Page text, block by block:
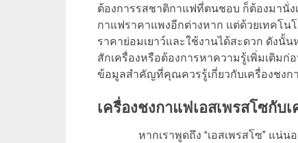
ต้องการรสชาติกาแฟที่ตนชอบ ก็ต้องมานั่ง
กาแฟราคาแพงอีกต่างหาก แต่ด้วยเทคโ
ราคาย่อมเยาว์และใช้งานได้สะดวก ดังนั้
สักเครื่องหรือต้องการหาความรู้เพิ่มเติมก่
ข้อมูลสำคัญที่คุณควรรู้เกี่ยวกับเครื่องชง
เครื่องชงกาแฟเอสเพรสโซกับ
หากเราพูดถึง “เอสเพรสโซ” แ